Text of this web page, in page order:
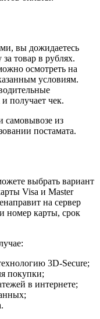
вы дожидаетесь
товар в рублях.
осмотреть на
условиям.
получает чек.
самовывозе из
постамата.
выбрать вариант
Visa и Master
на сервер
номер карты, срок
3D-Secure;
покупки;
в интернете;